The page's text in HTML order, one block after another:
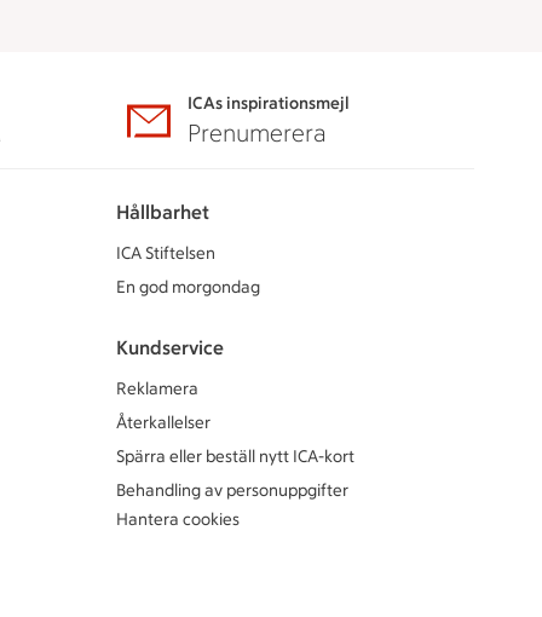
ICAs inspirationsmejl
Prenumerera
Hållbarhet
ICA Stiftelsen
En god morgondag
Kundservice
Reklamera
Återkallelser
Spärra eller beställ nytt ICA-kort
Behandling av personuppgifter
Hantera cookies